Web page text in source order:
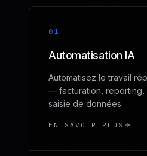
01
Automatisation IA
Automatisez le travail
— facturation, reporting,
saisie de données.
EN SAVOIR PLUS